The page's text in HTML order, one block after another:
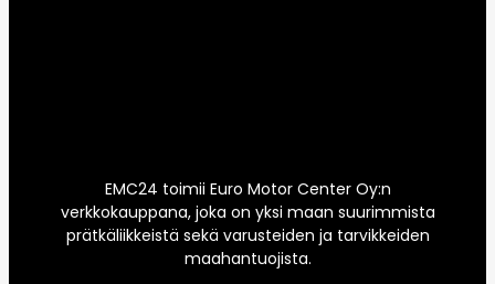
EMC24 toimii Euro Motor Center Oy:n
verkkokauppana, joka on yksi maan suurimmista
prätkäliikkeistä sekä varusteiden ja tarvikkeiden
maahantuojista.